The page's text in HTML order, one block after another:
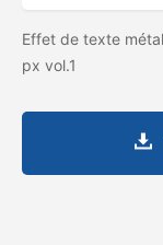
Effet de texte
px vol.1